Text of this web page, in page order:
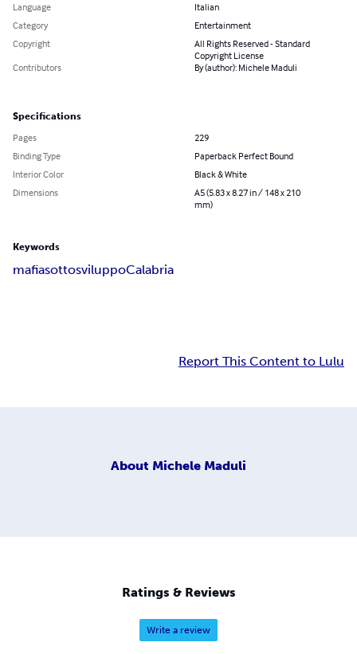
Language
Italian
Category
Entertainment
Copyright
All Rights Reserved - Standard
Copyright License
Contributors
By (author): Michele Maduli
Specifications
Pages
229
Binding Type
Paperback Perfect Bound
Interior Color
Black & White
Dimensions
A5 (5.83 x 8.27 in / 148 x 210
mm)
Keywords
mafiasottosviluppoCalabria
Report This Content to Lulu
About Michele Maduli
Ratings & Reviews
Write a review